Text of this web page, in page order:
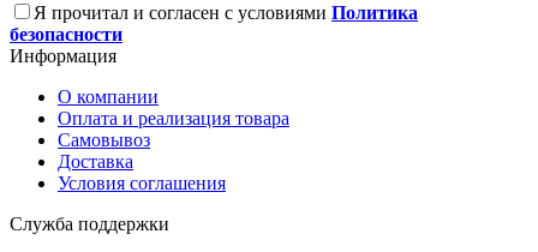
Я прочитал и согласен с условиями Политика
безопасности
Информация
О компании
Оплата и реализация товара
Самовывоз
Доставка
Условия соглашения
Служба поддержки